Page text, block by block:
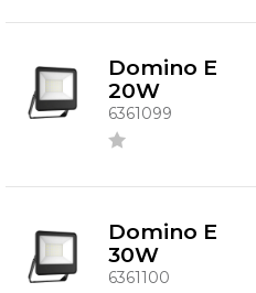
Domino E
20W
6361099
Domino E
30W
6361100